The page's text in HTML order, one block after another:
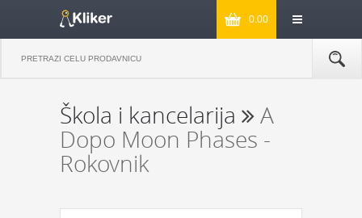
0.00
Škola i kancelarija
A
Dopo Moon Phases -
Rokovnik